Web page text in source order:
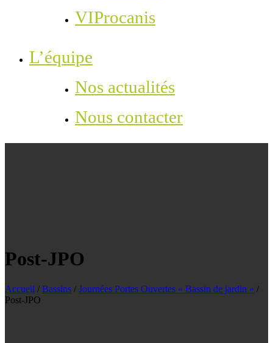
VIProcanis
L’équipe
Nos actualités
Nous contacter
Post-JPO
Accueil / Bassins / Journées Portes Ouvertes « Bassin de jardin » /
Post-JPO